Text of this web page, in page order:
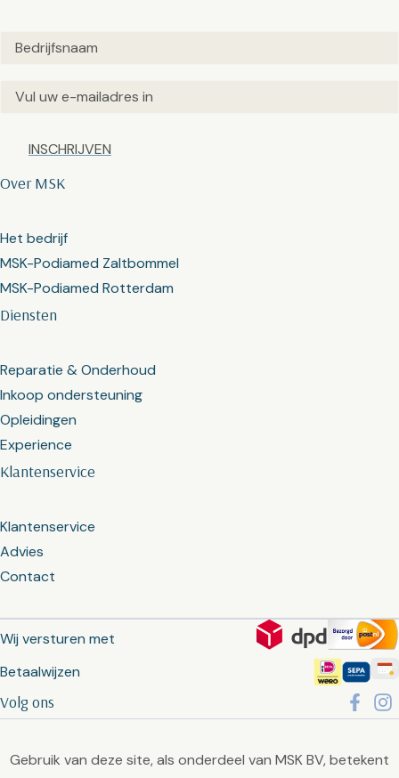
Klantenservice
Klantenservice
Advies
Contact
Diensten
Reparatie & Onderhoud
Inkoop ondersteuning
Opleidingen
Experience
Over MSK
Het bedrijf
MSK-Podiamed Zaltbommel
MSK-Podiamed Rotterdam
Untitled(Vereist)
Email(Vereist)
Captcha
Wij versturen met
Betaalwijzen
Volg ons
Gebruik van deze site, als onderdeel van MSK BV, betekent